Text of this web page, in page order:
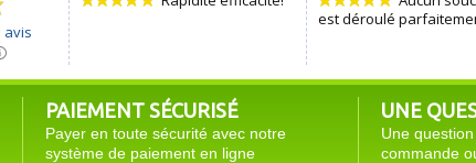
PAIEMENT SÉCURISÉ
Payer en toute sécurité avec notre
système de paiement en ligne
UNE
Une
commande